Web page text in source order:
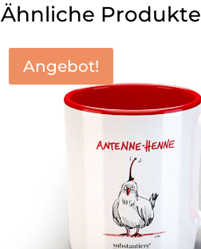
Ähnliche Produkte
Angebot!